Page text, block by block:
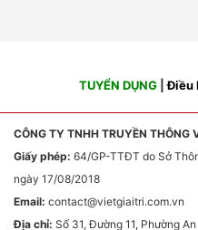
TUYỂN DỤNG |Điều
CÔNG TY TNHH TRUYỀN THÔNG
Giấy phép: 64/GP-TTĐT do Sở
ngày 17/08/2018
Email: contact@vietgiaitri.com.vn
Địa chỉ: Số 31, Đường 11, Phường